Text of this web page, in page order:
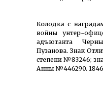
Колодка с
войны унтер-
адъютанта
Пузанова. Знак
степени №83246;
Анны №446290.